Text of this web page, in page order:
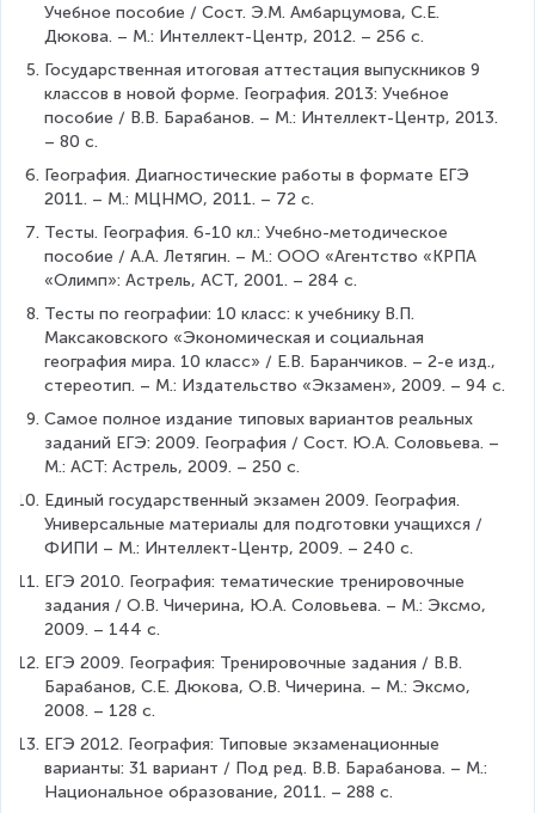
Учебное пособие / Сост. Э.М. Амбарцумова, С.Е.
Дюкова. – М.: Интеллект-Центр, 2012. – 256 с.
Государственная итоговая аттестация выпускников 9
классов в новой форме. География. 2013: Учебное
пособие / В.В. Барабанов. – М.: Интеллект-Центр, 2013.
– 80 с.
География. Диагностические работы в формате ЕГЭ
2011. – М.: МЦНМО, 2011. – 72 с.
Тесты. География. 6-10 кл.: Учебно-методическое
пособие / А.А. Летягин. – М.: ООО «Агентство «КРПА
«Олимп»: Астрель, АСТ, 2001. – 284 с.
Тесты по географии: 10 класс: к учебнику В.П.
Максаковского «Экономическая и социальная
география мира. 10 класс» / Е.В. Баранчиков. – 2-е изд.,
стереотип. – М.: Издательство «Экзамен», 2009. – 94 с.
Самое полное издание типовых вариантов реальных
заданий ЕГЭ: 2009. География / Сост. Ю.А. Соловьева. –
М.: АСТ: Астрель, 2009. – 250 с.
Единый государственный экзамен 2009. География.
Универсальные материалы для подготовки учащихся /
ФИПИ – М.: Интеллект-Центр, 2009. – 240 с.
ЕГЭ 2010. География: тематические тренировочные
задания / О.В. Чичерина, Ю.А. Соловьева. – М.: Эксмо,
2009. – 144 с.
ЕГЭ 2009. География: Тренировочные задания / В.В.
Барабанов, С.Е. Дюкова, О.В. Чичерина. – М.: Эксмо,
2008. – 128 с.
ЕГЭ 2012. География: Типовые экзаменационные
варианты: 31 вариант / Под ред. В.В. Барабанова. – М.:
Национальное образование, 2011. – 288 с.